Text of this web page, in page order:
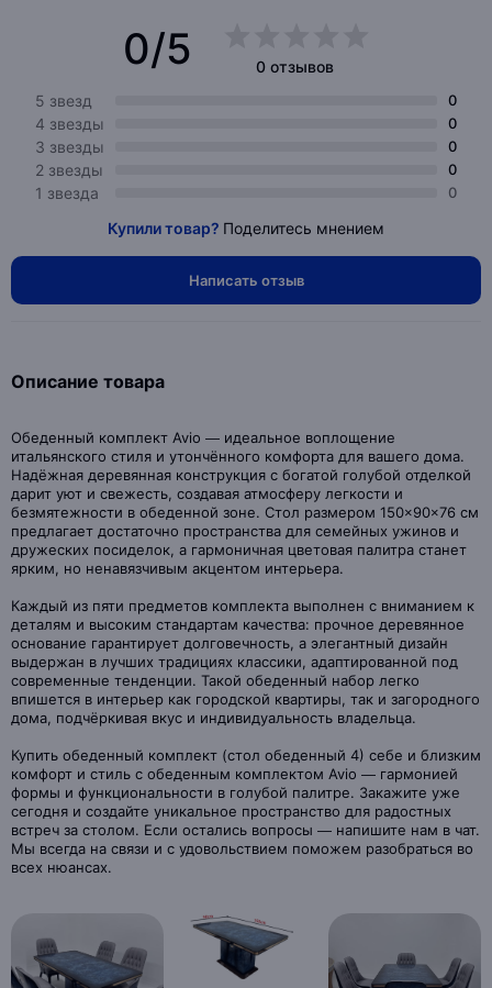
0/5
0 отзывов
5 звезд
0
4 звезды 0
3 звезды 0
2 звезды 0
1 звезда 0
Купили товар? Поделитесь мнением
Написать отзыв
Описание товара
Обеденный комплект Avio — идеальное воплощение
итальянского стиля и утончённого комфорта для вашего дома.
Надёжная деревянная конструкция с богатой голубой отделкой
дарит уют и свежесть, создавая атмосферу легкости и
безмятежности в обеденной зоне. Стол размером 150×90×76 см
предлагает достаточно пространства для семейных ужинов и
дружеских посиделок, а гармоничная цветовая палитра станет
ярким, но ненавязчивым акцентом интерьера.
Каждый из пяти предметов комплекта выполнен с вниманием к
деталям и высоким стандартам качества: прочное деревянное
основание гарантирует долговечность, а элегантный дизайн
выдержан в лучших традициях классики, адаптированной под
современные тенденции. Такой обеденный набор легко
впишется в интерьер как городской квартиры, так и загородного
дома, подчёркивая вкус и индивидуальность владельца.
Купить обеденный комплект (стол обеденный 4) себе и близким
комфорт и стиль с обеденным комплектом Avio — гармонией
формы и функциональности в голубой палитре. Закажите уже
сегодня и создайте уникальное пространство для радостных
встреч за столом. Если остались вопросы — напишите нам в чат.
Мы всегда на связи и с удовольствием поможем разобраться во
всех нюансах.